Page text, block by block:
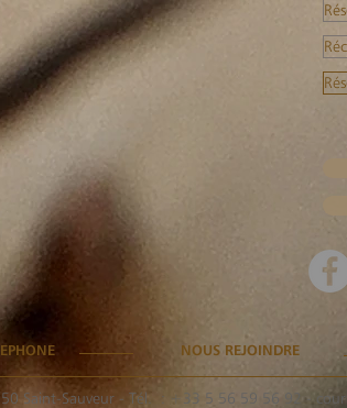
NOUS REJOINDRE
Saint-Sauveur - Tél. : +33 5 56 59 56 92 -